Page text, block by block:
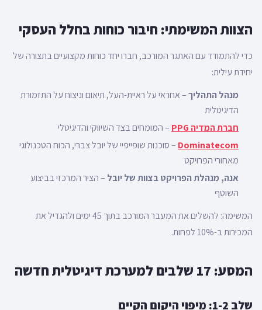
הצוות המשימתי: חיבור כוחות בחלל העסקי
כדי להתמודד עם האתגר המורכב, חברו יחד כוחות מקצועיים בתצורה של
יחידת עילית:
מנהל התהליך– אחראי על ראיית-העל, תיאום וניצוח על התזמורת
הדיגיטלית
חברת המדיה PPG
– המומחים בצד השיווקי והדיגיטלי
Dominatecom – סוכנות שופייפיי של יובל צברי, הכוח הטכנולוגי
מאחורי הפרויקט
אנה, מנהלת הפרויקט בצוות של יובל – הציר המרכזי בביצוע
השוטף
המשימה: להשלים את המעבר המורכב בתוך 45 ימים ולהגדיל את
המכירות ב-10% לפחות.
המסע: 17 שלבים למערכת דיגיטלית חדשה
שלב 1-2: מיפוי היקום הקיים